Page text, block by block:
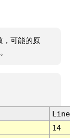
，可能的原
Line
14